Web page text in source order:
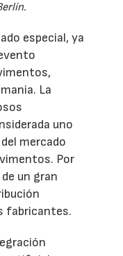
especial, ya
La
uno
mercado
Por
un gran
fabricantes.